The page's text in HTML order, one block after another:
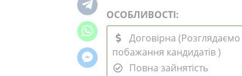
ОСОБЛИВОСТІ:
Договірна (Розглядаємо
побажання кандидатів )
Повна зайнятість